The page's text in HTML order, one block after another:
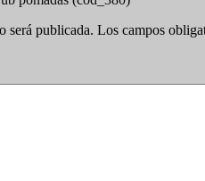
será publicada. Los campos